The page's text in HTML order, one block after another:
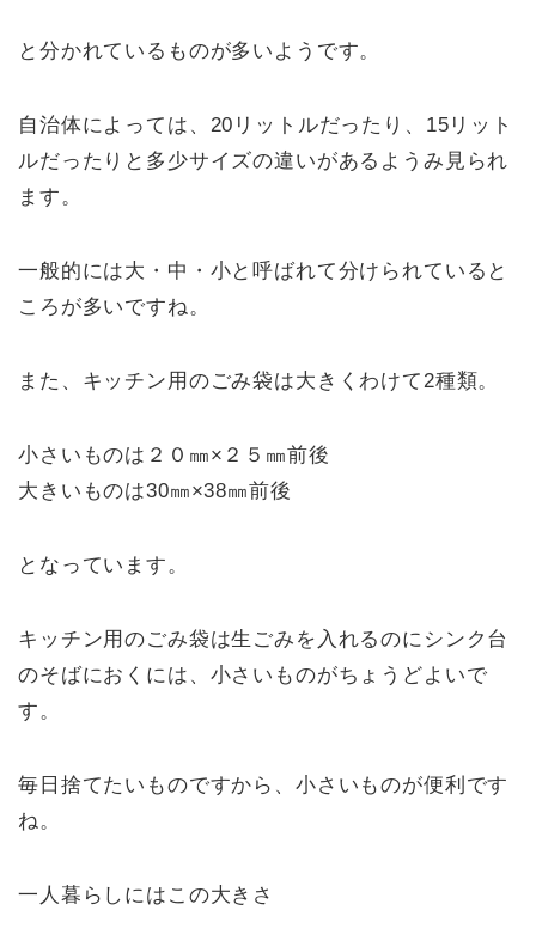
と分かれているものが多いようです。
自治体によっては、20リットルだったり、15リット
ルだったりと多少サイズの違いがあるようみ見られ
ます。
一般的には大・中・小と呼ばれて分けられていると
ころが多いですね。
また、キッチン用のごみ袋は大きくわけて2種類。
小さいものは２０㎜×２５㎜前後
大きいものは30㎜×38㎜前後
となっています。
キッチン用のごみ袋は生ごみを入れるのにシンク台
のそばにおくには、小さいものがちょうどよいで
す。
毎日捨てたいものですから、小さいものが便利です
ね。
一人暮らしにはこの大きさ